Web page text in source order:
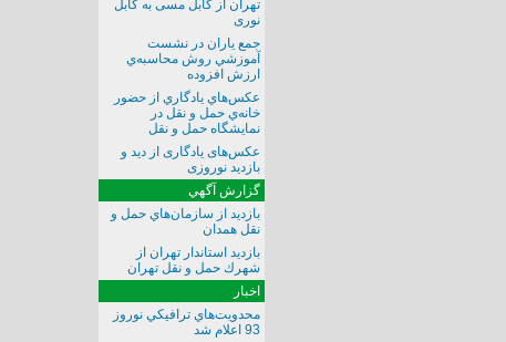
تهران از کابل مسی به کابل
نوری
جمع ياران در نشست
آموزشي روش محاسبه‌ي
ارزش افزوده
عكس‌هاي يادگاري از حضور
خانه‌ي حمل و نقل در
نمايشگاه حمل و نقل
عکس‌های یادگاری از دید و
بازدید نوروزی
گزارش آگهي
بازديد از سازمان‌هاي حمل و
نقل همدان
بازديد استاندار تهران از
شهرك حمل و نقل تهران
اخبار
محدويت‌هاي ترافيكي نوروز
93 اعلام شد